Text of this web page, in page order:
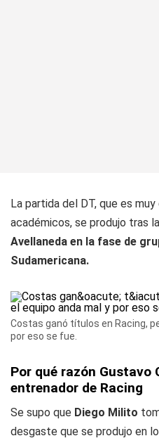
La partida del DT, que es
académicos, se produjo tras la
Avellaneda en la fase de
Sudamericana.
Costas ganó títulos en Racing,
por eso se fue.
Por qué razón Gustavo
entrenador de Racing
Se supo que Diego Milito
desgaste que se produjo en